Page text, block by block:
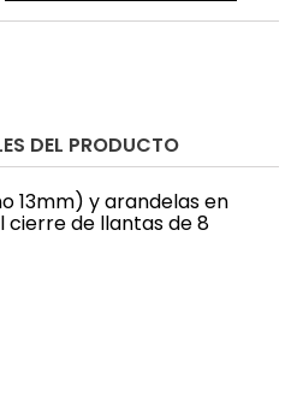
DEL PRODUCTO
13mm) y arandelas en
cierre de llantas de 8